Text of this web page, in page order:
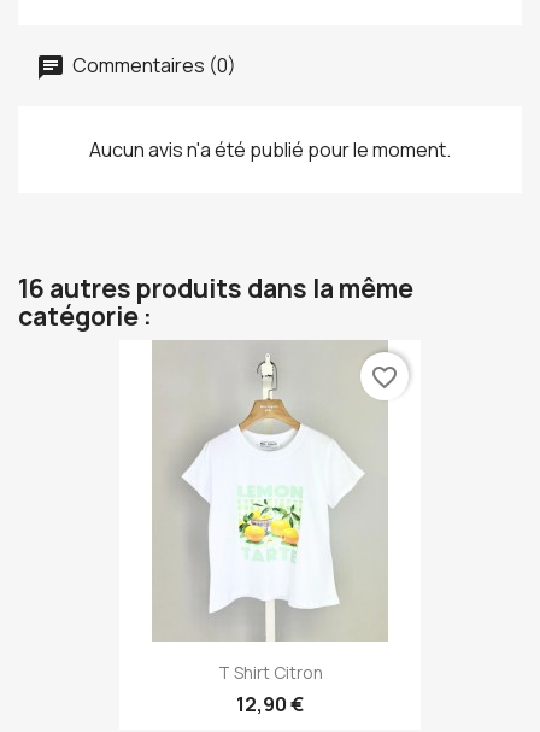
Commentaires (0)
Aucun avis n'a été publié pour le moment.
16 autres produits dans la même
catégorie :
T Shirt Citron
12,90 €
favorite_border